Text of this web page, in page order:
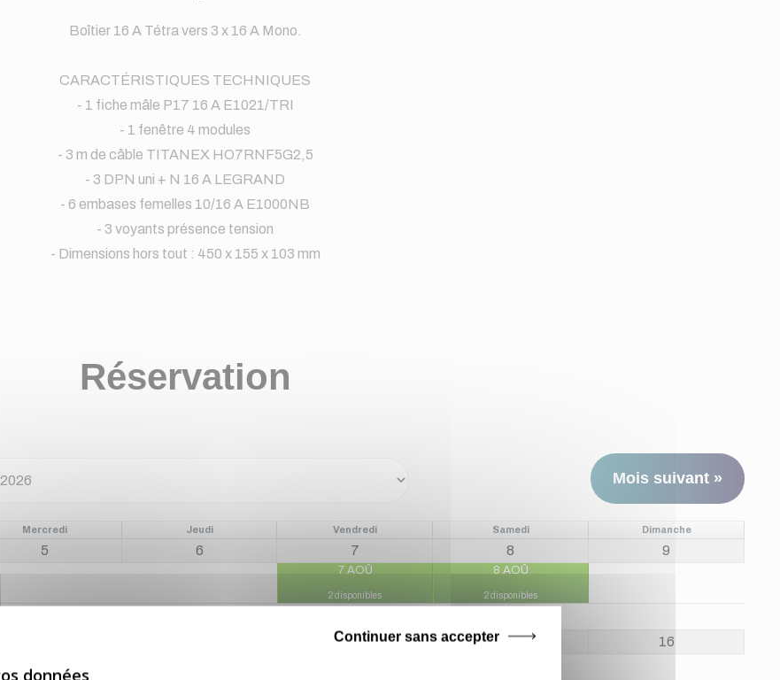
Boîtier 16 A Tétra vers 3 x 16 A Mono.
CARACTÉRISTIQUES TECHNIQUES
- 1 fiche mâle P17 16 A E1021/TRI
- 1 fenêtre 4 modules
- 3 m de câble TITANEX HO7RNF5G2,5
- 3 DPN uni + N 16 A LEGRAND
- 6 embases femelles 10/16 A E1000NB
- 3 voyants présence tension
- Dimensions hors tout : 450 x 155 x 103 mm
Réservation
Mois suivant »
Mercredi Jeudi Vendredi Samedi Dimanche
5 6 7 8 9
7 AOÛ
2 disponibles
8 AOÛ
2 disponibles
14 15 16
Continuer sans accepter